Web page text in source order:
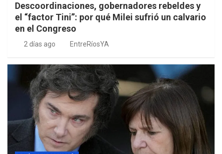
Descoordinaciones, gobernadores rebeldes y
el “factor Tini”: por qué Milei sufrió un calvario
en el Congreso
2 días ago EntreRíosYA